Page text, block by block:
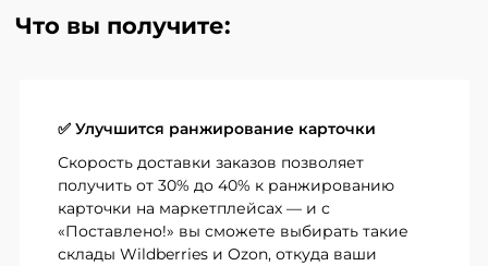
Что вы получите:
✅ Улучшится ранжирование карточки
Скорость доставки заказов позволяет
получить от 30% до 40% к ранжированию
карточки на маркетплейсах — и с
«Поставлено!» вы сможете выбирать такие
склады Wildberries и Ozon, откуда ваши